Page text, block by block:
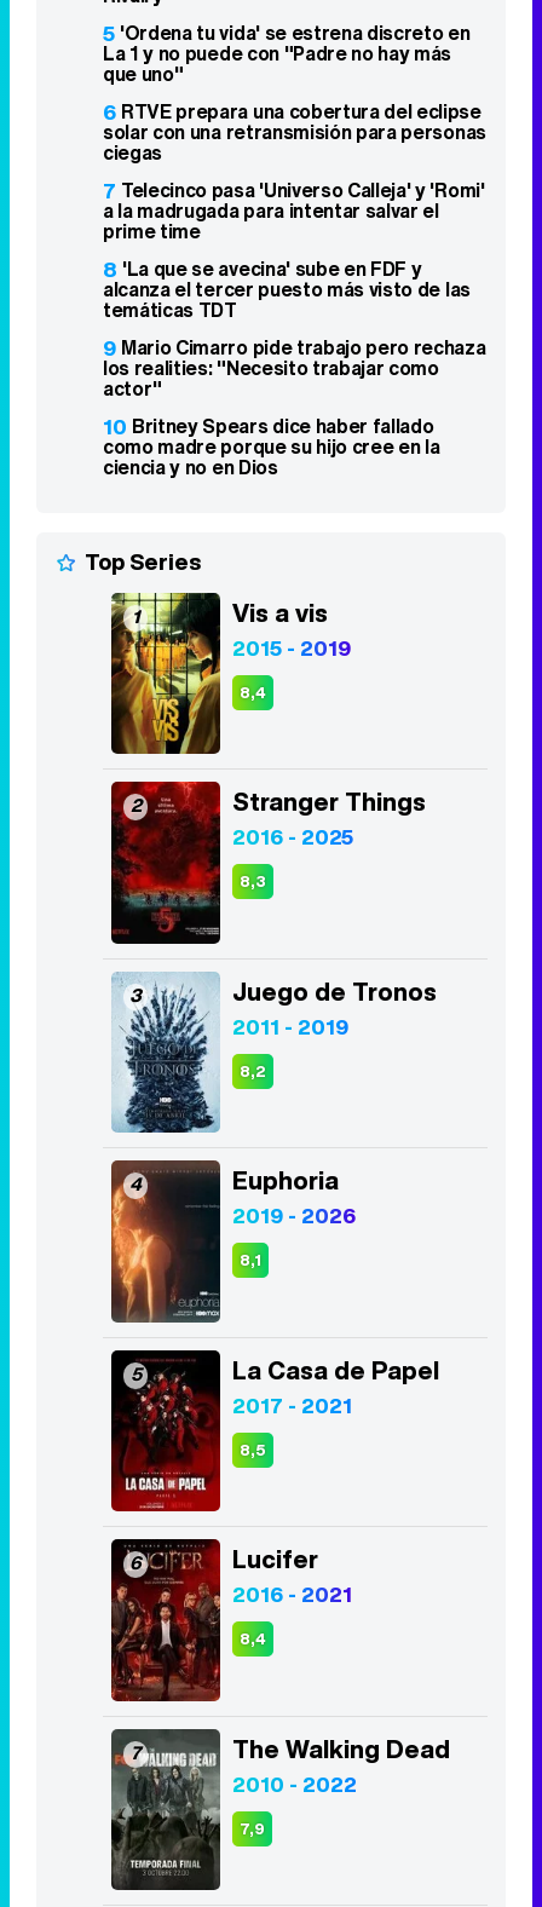
7 Telecinco pasa 'Universo Calleja' y 'Romi'
a la madrugada para intentar salvar el
prime time
8 'La que se avecina' sube en FDF y
alcanza el tercer puesto más visto de las
temáticas TDT
9 Mario Cimarro pide trabajo pero rechaza
los realities: "Necesito trabajar como
actor"
10 Britney Spears dice haber fallado
como madre porque su hijo cree en la
ciencia y no en Dios
Top Series
1 Vis a vis
2015 - 2019
2 Stranger Things
2016 - 2025
8,3
3 Juego de Tronos
2011 - 2019
8,2
4 Euphoria
2019 - 2026
8,1
5 La Casa de Papel
2017 - 2021
8,5
6 Lucifer
2016 - 2021
8,4
7 The Walking Dead
2010 - 2022
7,9
8 The Good Doctor
2017 - 2024
8,4